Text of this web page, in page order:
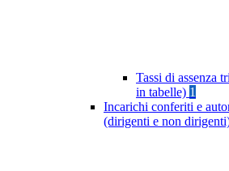
Tassi di assenza
in tabelle) 1
Incarichi conferiti e
(dirigenti e non